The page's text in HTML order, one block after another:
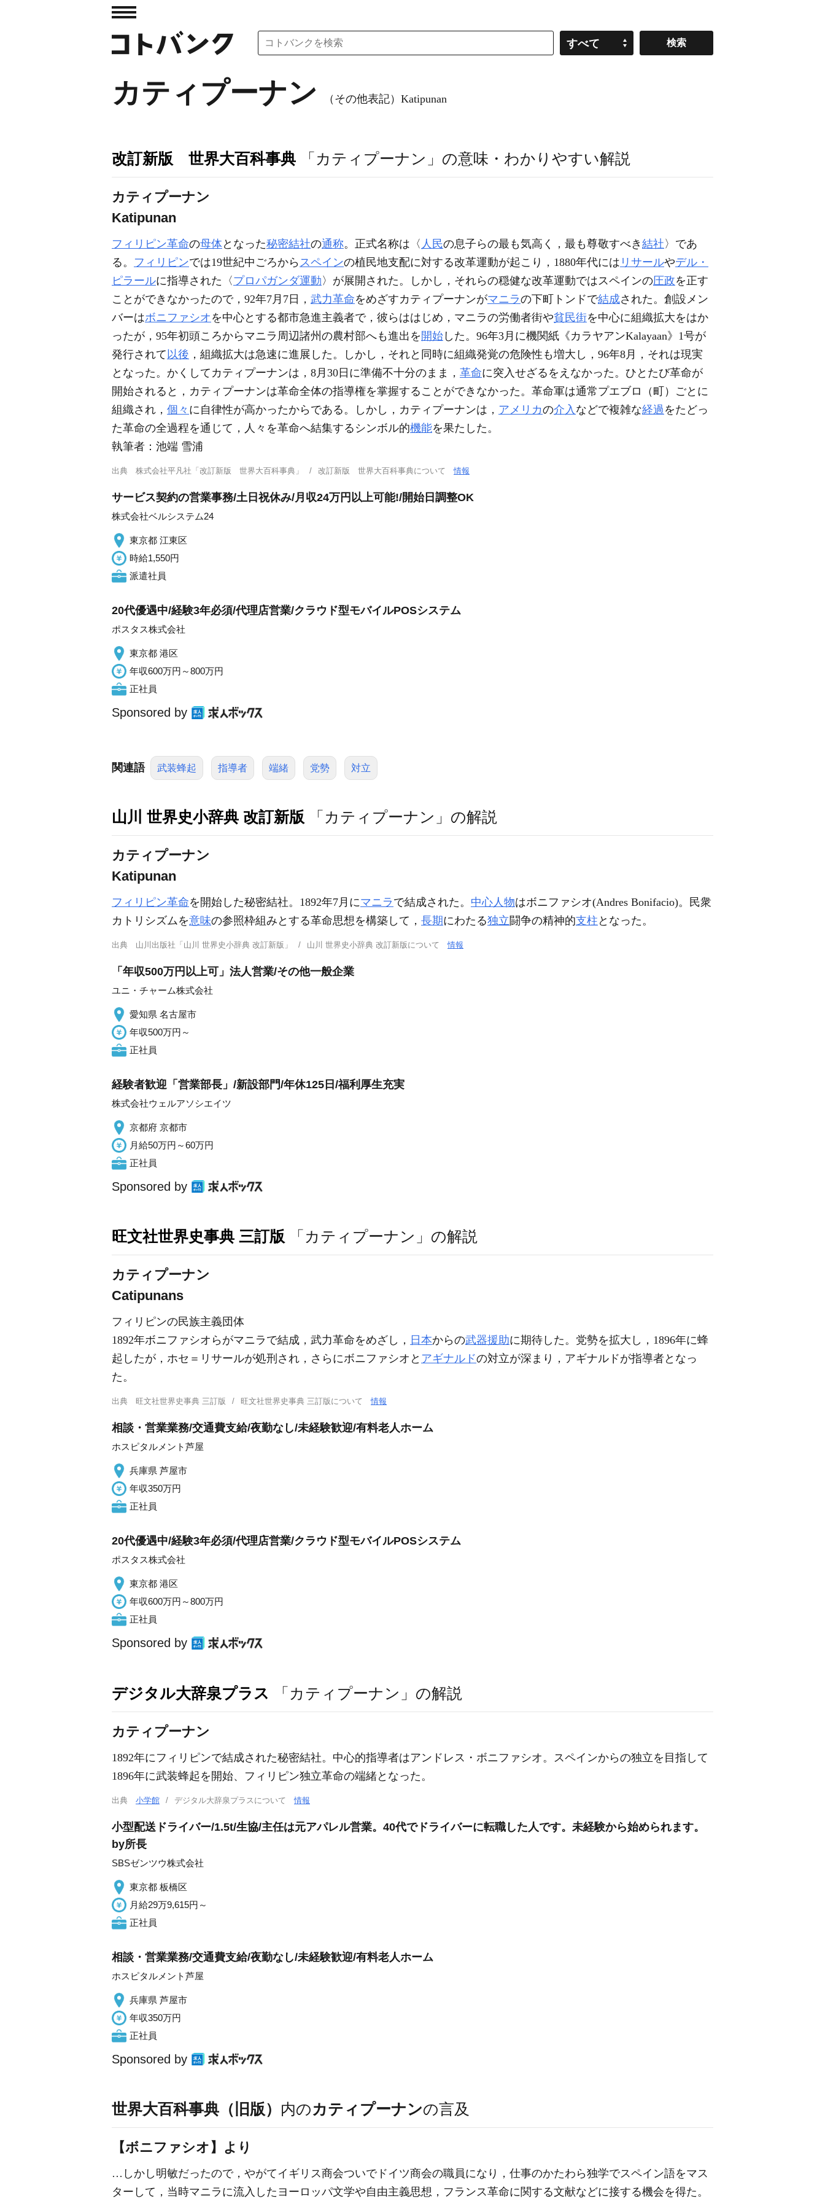
すべて
カティプーナン （その他表記）Katipunan
改訂新版 世界大百科事典 「カティプーナン」の意味・わかりやすい解説
カティプーナン
Katipunan
フィリピン革命の母体となった秘密結社の通称。正式名称は〈 人民の息子らの最も気高く，最も尊敬すべき 結社 〉であ
る。 フィリピンでは19世紀中ごろから スペインの植民地支配に対する改革運動が起こり，1880年代には リサールやデル・
ピラールに指導された〈 プロパガンダ運動 〉が展開された。しかし，それらの穏健な改革運動ではスペインの圧政を正す
ことができなかったので，92年7月7日， 武力革命をめざすカティプーナンがマニラの下町トンドで結成された。創設メン
バーはボニファシオ を中心とする都市急進主義者で，彼らははじめ，マニラの労働者街や貧民街を中心に組織拡大をはか
ったが，95年初頭ころからマニラ周辺諸州の農村部へも進出を 開始 した。96年3月に機関紙《カラヤアンKalayaan》1号が
発行されて 以後 ，組織拡大は急速に進展した。しかし，それと同時に組織発覚の危険性も増大し，96年8月，それは現実
となった。かくしてカティプーナンは，8月30日に準備不十分のまま， 革命に突入せざるをえなかった。ひとたび革命が
開始されると，カティプーナンは革命全体の指導権を掌握することができなかった。革命軍は通常プエブロ（町）ごとに
組織され， 個々 に自律性が高かったからである。しかし，カティプーナンは， アメリカの介入 などで複雑な経過 をたどっ
た革命の全過程を通じて，人々を革命へ結集するシンボル的機能を果たした。
執筆者： 池端 雪浦
出典 株式会社平凡社「改訂新版 世界大百科事典」 改訂新版 世界大百科事典について情報
サービス契約の営業事務/土日祝休み/月収24万円以上可能!/開始日調整OK
株式会社ベルシステム24
東京都 江東区
時給1,550円
派遣社員
20代優遇中/経験3年必須/代理店営業/クラウド型モバイルPOSシステム
ポスタス株式会社
東京都 港区
年収600万円～800万円
正社員
Sponsored by
関連語 武装蜂起 指導者 端緒 党勢 対立
山川 世界史小辞典 改訂新版 「カティプーナン」の解説
カティプーナン
Katipunan
フィリピン革命を開始した秘密結社。1892年7月にマニラ で結成された。 中心人物はボニファシオ(Andres Bonifacio)。民衆
カトリシズムを意味の参照枠組みとする革命思想を構築して， 長期にわたる独立闘争の精神的支柱 となった。
出典 山川出版社「山川 世界史小辞典 改訂新版」 山川 世界史小辞典 改訂新版について情報
「年収500万円以上可」法人営業/その他一般企業
ユニ・チャーム株式会社
愛知県 名古屋市
年収500万円～
正社員
経験者歓迎「営業部長」/新設部門/年休125日/福利厚生充実
株式会社ウェルアソシエイツ
京都府 京都市
月給50万円～60万円
正社員
Sponsored by
旺文社世界史事典 三訂版 「カティプーナン」の解説
カティプーナン
Catipunans
フィリピンの民族主義団体
1892年ボニファシオらがマニラで結成，武力革命をめざし， 日本からの武器援助に期待した。党勢を拡大し，1896年に蜂
起したが，ホセ＝リサールが処刑され，さらにボニファシオと アギナルドの対立が深まり，アギナルドが指導者となっ
た。
出典 旺文社世界史事典 三訂版 旺文社世界史事典 三訂版について情報
相談・営業業務/交通費支給/夜勤なし/未経験歓迎/有料老人ホーム
ホスピタルメント芦屋
兵庫県 芦屋市
年収350万円
正社員
20代優遇中/経験3年必須/代理店営業/クラウド型モバイルPOSシステム
ポスタス株式会社
東京都 港区
年収600万円～800万円
正社員
Sponsored by
デジタル大辞泉プラス 「カティプーナン」の解説
カティプーナン
1892年にフィリピンで結成された秘密結社。中心的指導者はアンドレス・ボニファシオ。スペインからの独立を目指して
1896年に武装蜂起を開始、フィリピン独立革命の端緒となった。
出典 小学館 デジタル大辞泉プラスについて情報
小型配送ドライバー/1.5t/生協/主任は元アパレル営業。40代でドライバーに転職した人です。未経験から始められます。
by所長
SBSゼンツウ株式会社
東京都 板橋区
月給29万9,615円～
正社員
相談・営業業務/交通費支給/夜勤なし/未経験歓迎/有料老人ホーム
ホスピタルメント芦屋
兵庫県 芦屋市
年収350万円
正社員
Sponsored by
世界大百科事典（旧版） 内のカティプーナンの言及
【ボニファシオ】より
…しかし明敏だったので，やがてイギリス商会ついでドイツ商会の職員になり，仕事のかたわら独学でスペイン語をマス
ターして，当時マニラに流入したヨーロッパ文学や自由主義思想，フランス革命に関する文献などに接する機会を得た。